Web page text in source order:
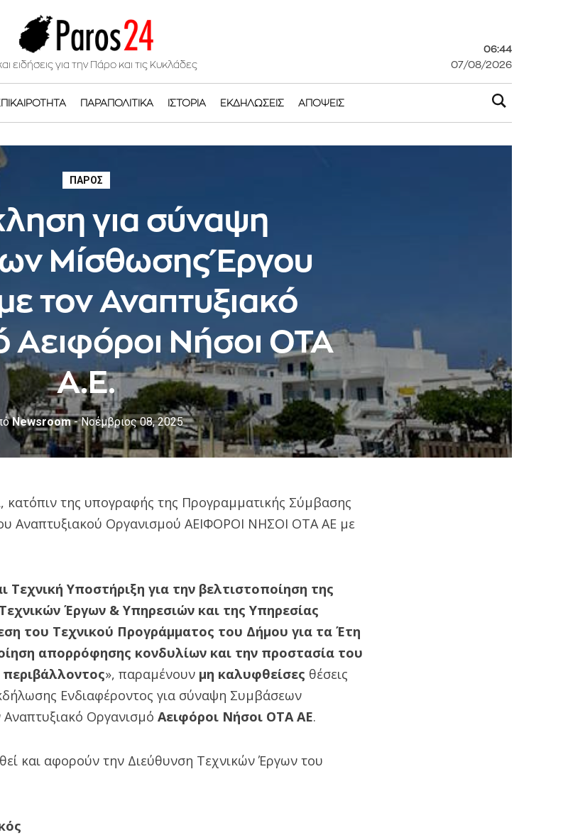
ειδήσεις για την Πάρο και τις Κυκλάδες
06:44
07/08/2026
ΠΑΡΑΠΟΛΙΤΙΚΆ ΙΣΤΟΡΊΑ ΕΚΔΗΛΏΣΕΙΣ ΑΠΌΨΕΙΣ
ΠΆΡΟΣ
για σύναψη
Μίσθωσης Έργου
τον Αναπτυξιακό
Αειφόροι Νήσοι ΟΤΑ
Α.Ε.
Newsroom - Νοέμβριος 08, 2025
της υπογραφής της Προγραμματικής Σύμβασης
Αναπτυξιακού Οργανισμού ΑΕΙΦΟΡΟΙ ΝΗΣΟΙ ΟΤΑ ΑΕ με
Τεχνική Υποστήριξη για την βελτιστοποίηση της
Έργων & Υπηρεσιών και της Υπηρεσίας
του Τεχνικού Προγράμματος του Δήμου για τα Έτη
απορρόφησης κονδυλίων και την προστασία του
», παραμένουν μη καλυφθείσες θέσεις
Ενδιαφέροντος για σύναψη Συμβάσεων
Οργανισμό Αειφόροι Νήσοι ΟΤΑ ΑΕ.
και αφορούν την Διεύθυνση Τεχνικών Έργων του